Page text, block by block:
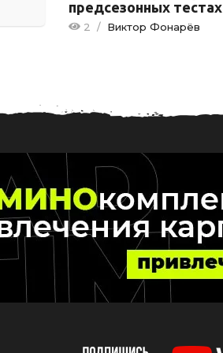
предсезонных тестах
2 / Виктор Фонарёв